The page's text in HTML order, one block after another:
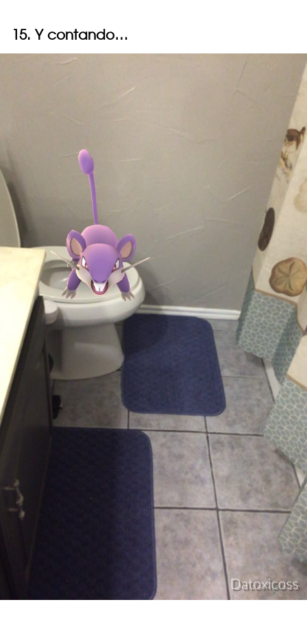
15. Y contando…